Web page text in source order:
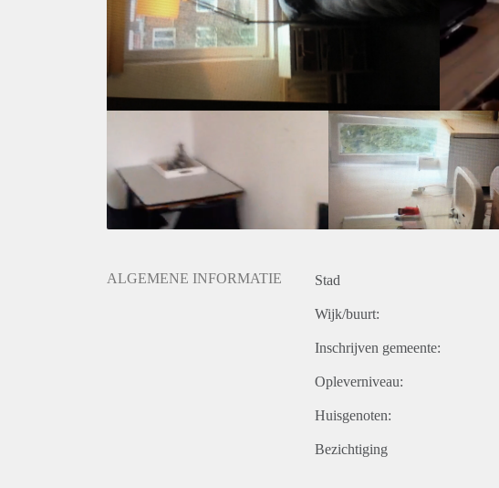
ALGEMENE INFORMATIE Stad
Wijk/buurt:
Inschrijven gemeente:
Opleverniveau:
Huisgenoten:
Bezichtiging